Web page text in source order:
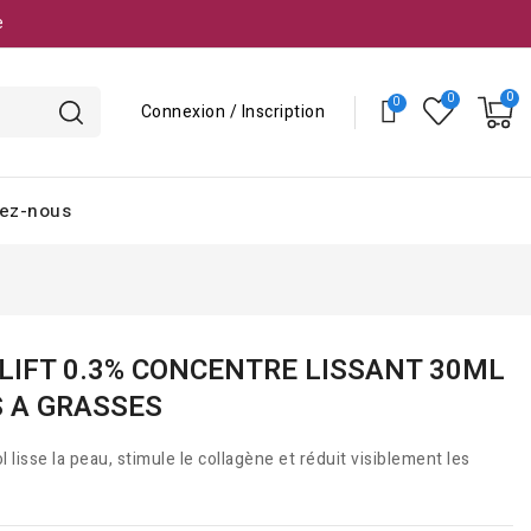
Connexion / Inscription
nous
0.3% CONCENTRE LISSANT 30ML
GRASSES
lisse la peau, stimule le collagène et réduit visiblement les